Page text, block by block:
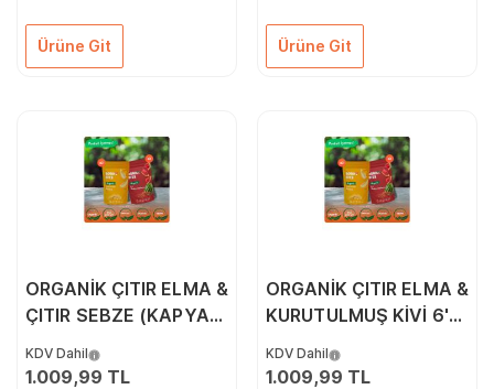
Ürüne Git Ürüne Git
ORGANİK ÇITIR ELMA &
ÇITIR SEBZE (KAPYA
DOMATES, SOĞAN)
KDV Dahil
1.009,99 TL
ORGANİK ÇITIR ELMA &
KURUTULMUŞ KİVİ 6'LI
KDV Dahil
1.009,99 TL